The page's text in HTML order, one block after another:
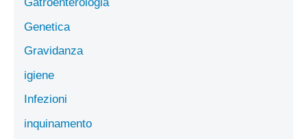
Genetica
Gravidanza
igiene
Infezioni
inquinamento